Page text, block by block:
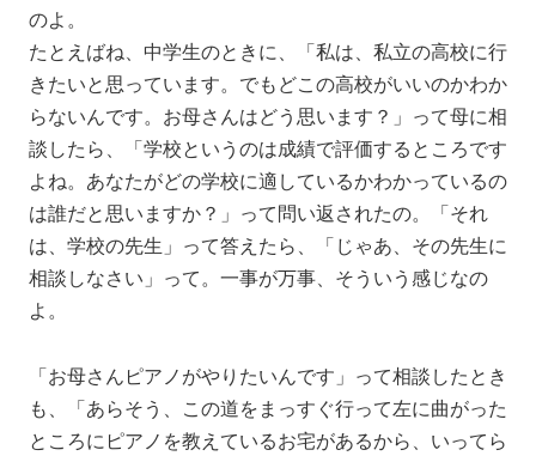
のよ。
たとえばね、中学生のときに、「私は、私立の高校に行
きたいと思っています。でもどこの高校がいいのかわか
らないんです。お母さんはどう思います？」って母に相
談したら、「学校というのは成績で評価するところです
よね。あなたがどの学校に適しているかわかっているの
は誰だと思いますか？」って問い返されたの。「それ
は、学校の先生」って答えたら、「じゃあ、その先生に
相談しなさい」って。一事が万事、そういう感じなの
よ。
「お母さんピアノがやりたいんです」って相談したとき
も、「あらそう、この道をまっすぐ行って左に曲がった
ところにピアノを教えているお宅があるから、いってら